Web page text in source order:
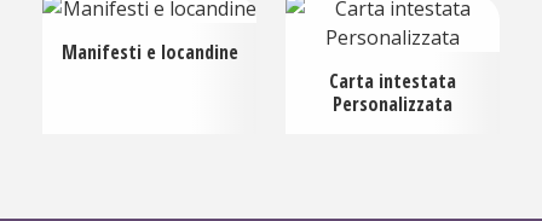
Manifesti e locandine
Carta intestata
Personalizzata